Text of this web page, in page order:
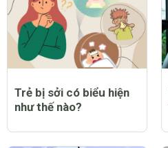
Trẻ bị sởi có biểu hiện
như thế nào?